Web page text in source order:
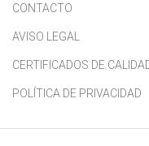
CONTACTO
AVISO LEGAL
CERTIFICADOS DE
POLÍTICA DE PRIVACIDAD